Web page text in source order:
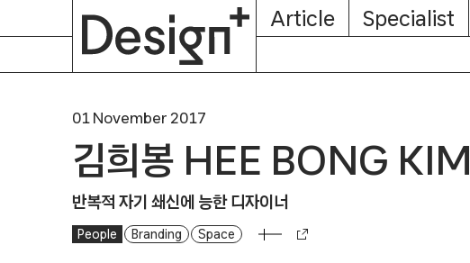
Article Specialist
01 November 2017
김희봉 HEE BONG KIM
반복적 자기 쇄신에 능한 디자이너
People Branding Space
About
Subscription
Magazine